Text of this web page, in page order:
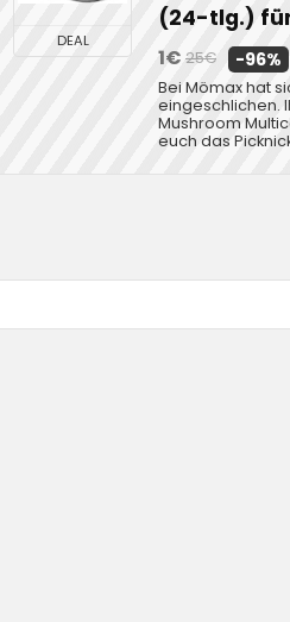
DEAL
(24-tlg.)
1€ 25€ -96%
Bei Mömax hat
eingeschlichen.
Mushroom
euch das